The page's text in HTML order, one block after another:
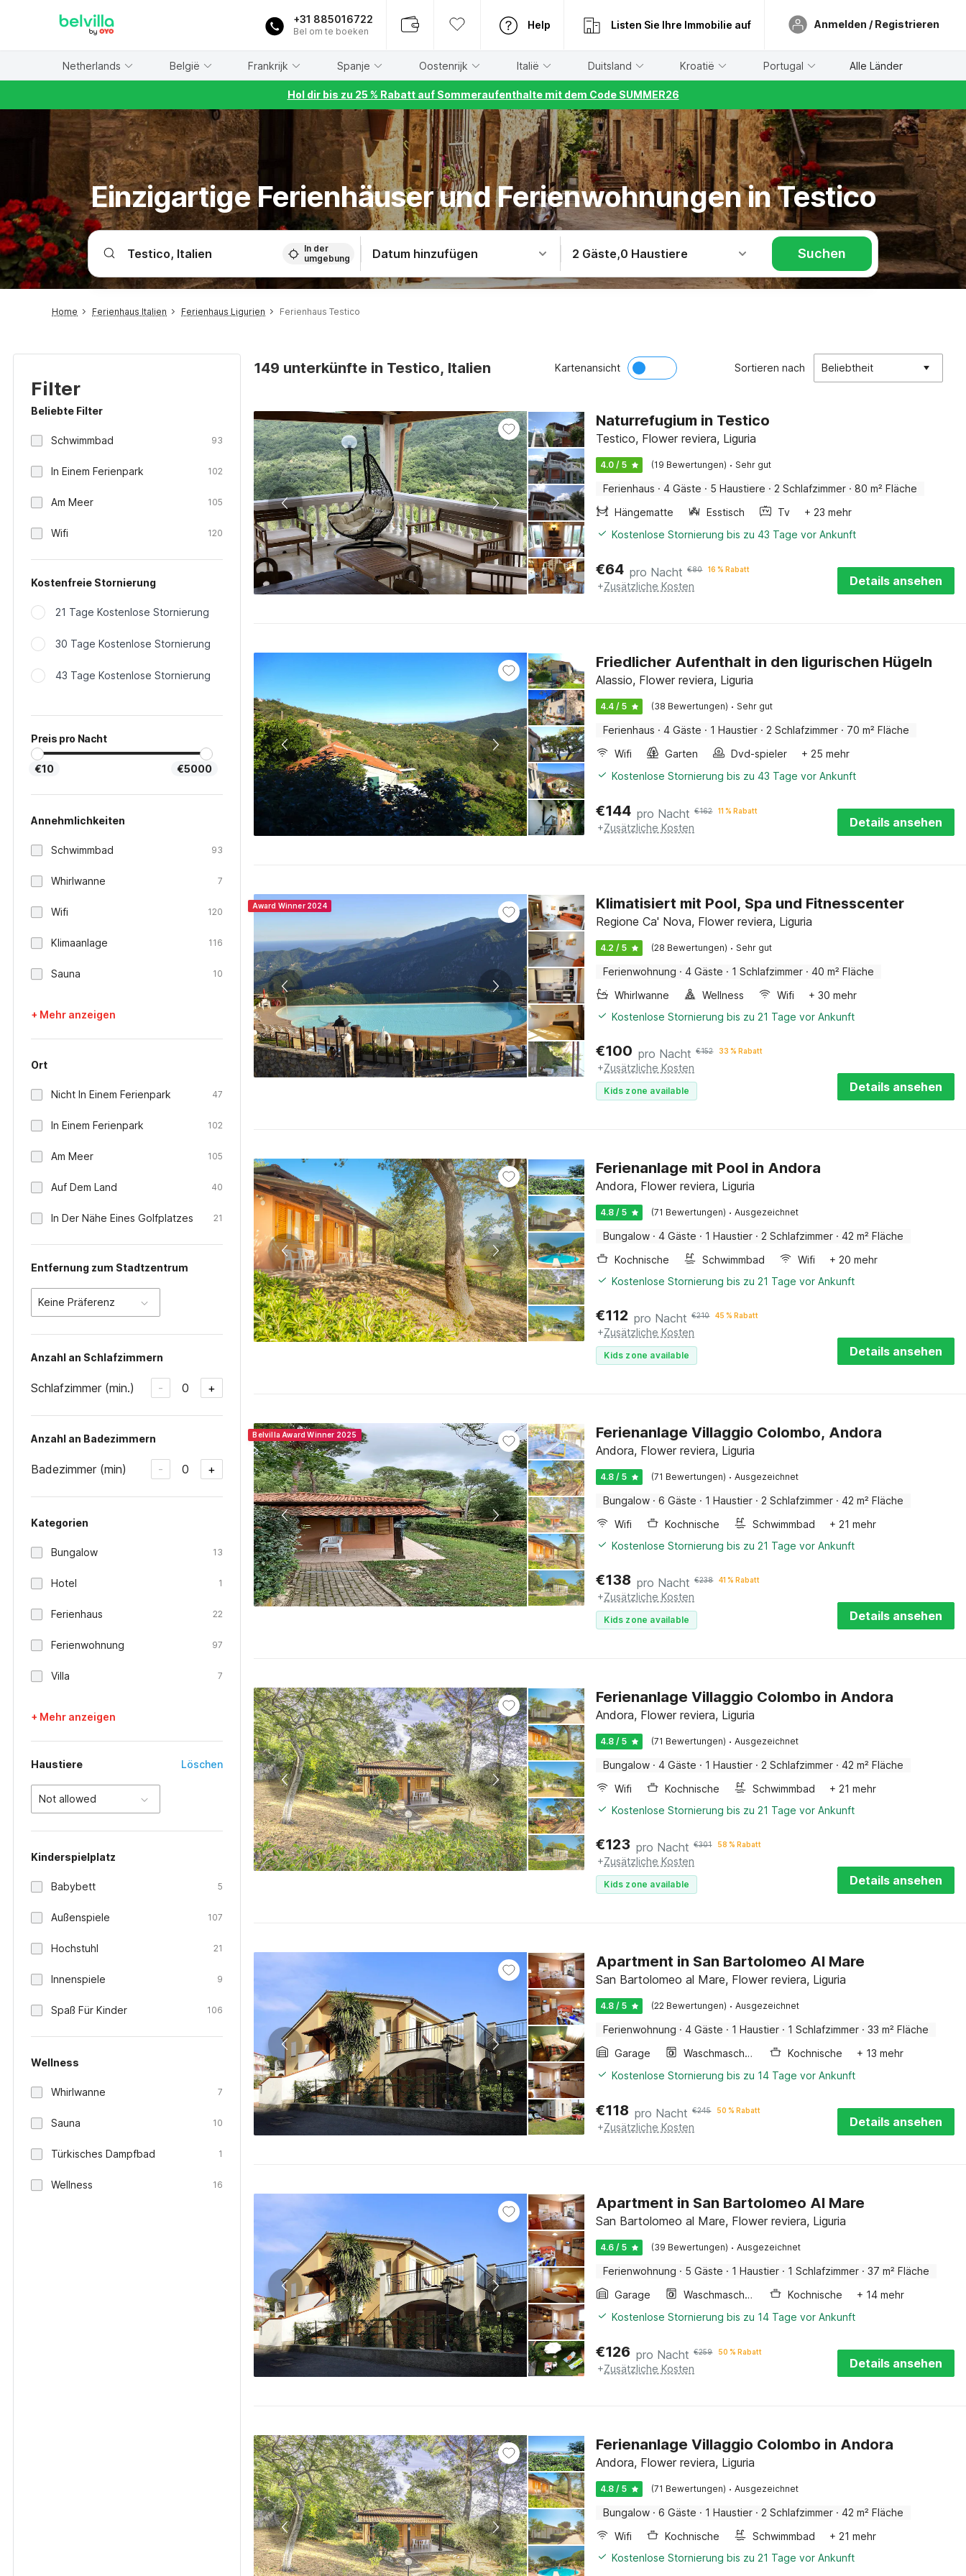
+31 885016722
Bel om te boeken
Help Listen Sie Ihre Immobilie auf Anmelden / Registrieren
Netherlands België Frankrijk Spanje Oostenrijk Italië Duitsland Kroatië Portugal Alle Länder
Hol dir bis zu 25 % Rabatt auf Sommeraufenthalte mit dem Code SUMMER26
Einzigartige Ferienhäuser und Ferienwohnungen in Testico
In der
umgebung
Datum hinzufügen 2 Gäste,0 Haustiere Suchen
Home Ferienhaus Italien Ferienhaus Ligurien Ferienhaus Testico
Filter
Beliebte Filter
Schwimmbad 93
In Einem Ferienpark 102
Am Meer 105
Wifi 120
Kostenfreie Stornierung
21 Tage Kostenlose Stornierung
30 Tage Kostenlose Stornierung
43 Tage Kostenlose Stornierung
Preis pro Nacht
€10 €5000
Annehmlichkeiten
Schwimmbad 93
Whirlwanne 7
Wifi 120
Klimaanlage 116
Sauna 10
+ Mehr anzeigen
Ort
Nicht In Einem Ferienpark 47
In Einem Ferienpark 102
Am Meer 105
Auf Dem Land 40
In Der Nähe Eines Golfplatzes 21
Entfernung zum Stadtzentrum
Keine Präferenz
Anzahl an Schlafzimmern
Schlafzimmer (min.) - 0 +
Anzahl an Badezimmern
Badezimmer (min) - 0 +
Kategorien
Bungalow 13
Hotel 1
Ferienhaus 22
Ferienwohnung 97
Villa 7
+ Mehr anzeigen
Haustiere Löschen
Not allowed
Kinderspielplatz
Babybett 5
Außenspiele 107
Hochstuhl 21
Innenspiele 9
Spaß Für Kinder 106
Wellness
Whirlwanne 7
Sauna 10
Türkisches Dampfbad 1
Wellness 16
149 unterkünfte in Testico, Italien Kartenansicht Sortieren nach Beliebtheit
Naturrefugium in Testico
Testico, Flower reviera, Liguria
4.0 / 5 (19 Bewertungen) · Sehr gut
Ferienhaus · 4 Gäste · 5 Haustiere · 2 Schlafzimmer · 80 m² Fläche
Hängematte
Esstisch Tv
+ 23 mehr
Kostenlose Stornierung bis zu 43 Tage vor Ankunft
€64 pro Nacht €80 16 % Rabatt
+Zusätzliche Kosten Details ansehen
Friedlicher Aufenthalt in den ligurischen Hügeln
Alassio, Flower reviera, Liguria
4.4 / 5 (38 Bewertungen) · Sehr gut
Ferienhaus · 4 Gäste · 1 Haustier · 2 Schlafzimmer · 70 m² Fläche
Wifi
Garten Dvd-spieler
+ 25 mehr
Kostenlose Stornierung bis zu 43 Tage vor Ankunft
€144 pro Nacht €162 11 % Rabatt
+Zusätzliche Kosten Details ansehen
Award Winner 2024 Klimatisiert mit Pool, Spa und Fitnesscenter
Regione Ca' Nova, Flower reviera, Liguria
4.2 / 5 (28 Bewertungen) · Sehr gut
Ferienwohnung · 4 Gäste · 1 Schlafzimmer · 40 m² Fläche
Whirlwanne
Wellness Wifi
+ 30 mehr
Kostenlose Stornierung bis zu 21 Tage vor Ankunft
€100 pro Nacht €152 33 % Rabatt
+Zusätzliche Kosten
Kids zone available Details ansehen
Ferienanlage mit Pool in Andora
Andora, Flower reviera, Liguria
4.8 / 5 (71 Bewertungen) · Ausgezeichnet
Bungalow · 4 Gäste · 1 Haustier · 2 Schlafzimmer · 42 m² Fläche
Kochnische
Schwimmbad Wifi
+ 20 mehr
Kostenlose Stornierung bis zu 21 Tage vor Ankunft
€112 pro Nacht €210 45 % Rabatt
+Zusätzliche Kosten
Kids zone available Details ansehen
Belvilla Award Winner 2025 Ferienanlage Villaggio Colombo, Andora
Andora, Flower reviera, Liguria
4.8 / 5 (71 Bewertungen) · Ausgezeichnet
Bungalow · 6 Gäste · 1 Haustier · 2 Schlafzimmer · 42 m² Fläche
Wifi
Kochnische Schwimmbad
+ 21 mehr
Kostenlose Stornierung bis zu 21 Tage vor Ankunft
€138 pro Nacht €238 41 % Rabatt
+Zusätzliche Kosten
Kids zone available Details ansehen
Ferienanlage Villaggio Colombo in Andora
Andora, Flower reviera, Liguria
4.8 / 5 (71 Bewertungen) · Ausgezeichnet
Bungalow · 4 Gäste · 1 Haustier · 2 Schlafzimmer · 42 m² Fläche
Wifi
Kochnische Schwimmbad
+ 21 mehr
Kostenlose Stornierung bis zu 21 Tage vor Ankunft
€123 pro Nacht €301 58 % Rabatt
+Zusätzliche Kosten
Kids zone available Details ansehen
Apartment in San Bartolomeo Al Mare
San Bartolomeo al Mare, Flower reviera, Liguria
4.8 / 5 (22 Bewertungen) · Ausgezeichnet
Ferienwohnung · 4 Gäste · 1 Haustier · 1 Schlafzimmer · 33 m² Fläche
Garage
Waschmaschine Kochnische
+ 13 mehr
Kostenlose Stornierung bis zu 14 Tage vor Ankunft
€118 pro Nacht €245 50 % Rabatt
+Zusätzliche Kosten Details ansehen
Apartment in San Bartolomeo Al Mare
San Bartolomeo al Mare, Flower reviera, Liguria
4.6 / 5 (39 Bewertungen) · Ausgezeichnet
Ferienwohnung · 5 Gäste · 1 Haustier · 1 Schlafzimmer · 37 m² Fläche
Garage
Waschmaschine Kochnische
+ 14 mehr
Kostenlose Stornierung bis zu 14 Tage vor Ankunft
€126 pro Nacht €259 50 % Rabatt
+Zusätzliche Kosten Details ansehen
Ferienanlage Villaggio Colombo in Andora
Andora, Flower reviera, Liguria
4.8 / 5 (71 Bewertungen) · Ausgezeichnet
Bungalow · 6 Gäste · 1 Haustier · 2 Schlafzimmer · 42 m² Fläche
Wifi
Kochnische Schwimmbad
+ 21 mehr
Kostenlose Stornierung bis zu 21 Tage vor Ankunft